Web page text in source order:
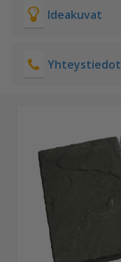
Ideakuvat
Yhteystiedot